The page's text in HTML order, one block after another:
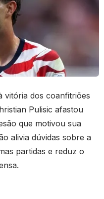
vitória dos coanfitriões
Pulisic afastou
que motivou sua
alivia dúvidas sobre a
partidas e reduz o